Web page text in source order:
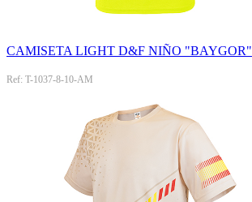
CAMISETA LIGHT D&F NIÑO "BAYGOR"
Ref: T-1037-8-10-AM